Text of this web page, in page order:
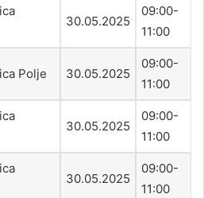
30.05.2025
09:00-
11:00
Polje 30.05.2025
09:00-
11:00
30.05.2025
09:00-
11:00
30.05.2025
09:00-
11:00